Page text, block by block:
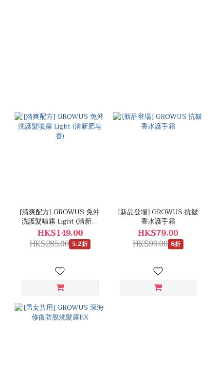
[清爽配方] GROWUS 免沖
洗護髮噴霧 Light (清新肥
皂香)
HK$149.00
HK$285.00 5.2折
[新品登場] GROWUS 抗皺
香水護手霜
HK$79.00
HK$99.00 8折